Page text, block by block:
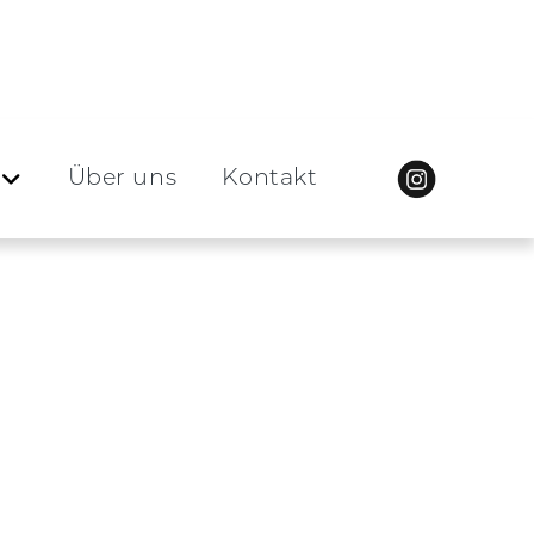
Über uns Kontakt